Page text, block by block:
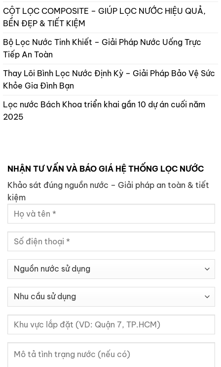
CỘT LỌC COMPOSITE – GIÚP LỌC NƯỚC HIỆU QUẢ,
BỀN ĐẸP & TIẾT KIỆM
Bộ Lọc Nước Tinh Khiết – Giải Pháp Nước Uống Trực
Tiếp An Toàn
Thay Lõi Bình Lọc Nước Định Kỳ – Giải Pháp Bảo Vệ Sức
Khỏe Gia Đình Bạn
Lọc nước Bách Khoa triển khai gần 10 dự án cuối năm
2025
NHẬN TƯ VẤN VÀ BÁO GIÁ HỆ THỐNG LỌC NƯỚC
Khảo sát đúng nguồn nước – Giải pháp an toàn & tiết
kiệm